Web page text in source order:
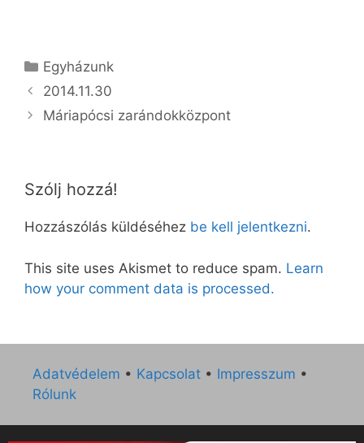
Kategória
Egyházunk
2014.11.30
Máriapócsi zarándokközpont
Szólj hozzá!
Hozzászólás küldéséhez be kell jelentkezni.
This site uses Akismet to reduce spam. Learn
how your comment data is processed.
Adatvédelem • Kapcsolat • Impresszum •
Rólunk